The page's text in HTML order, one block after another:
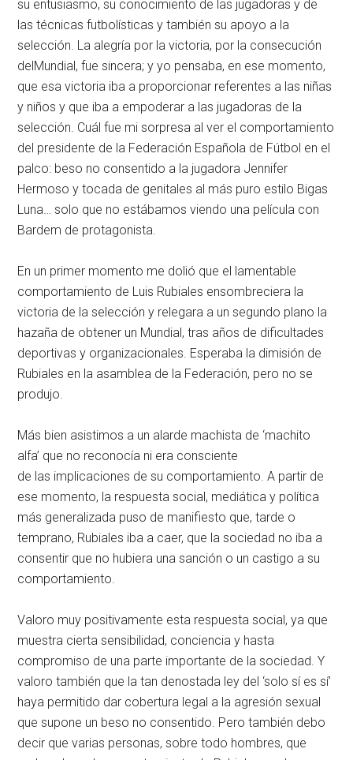
su entusiasmo, su conocimiento de las jugadoras y de
las técnicas futbolísticas y también su apoyo a la
selección. La alegría por la victoria, por la consecución
delMundial, fue sincera; y yo pensaba, en ese momento,
que esa victoria iba a proporcionar referentes a las niñas
y niños y que iba a empoderar a las jugadoras de la
selección. Cuál fue mi sorpresa al ver el comportamiento
del presidente de la Federación Española de Fútbol en el
palco: beso no consentido a la jugadora Jennifer
Hermoso y tocada de genitales al más puro estilo Bigas
Luna… solo que no estábamos viendo una película con
Bardem de protagonista.
En un primer momento me dolió que el lamentable
comportamiento de Luis Rubiales ensombreciera la
victoria de la selección y relegara a un segundo plano la
hazaña de obtener un Mundial, tras años de dificultades
deportivas y organizacionales. Esperaba la dimisión de
Rubiales en la asamblea de la Federación, pero no se
produjo.
Más bien asistimos a un alarde machista de ‘machito
alfa’ que no reconocía ni era consciente
de las implicaciones de su comportamiento. A partir de
ese momento, la respuesta social, mediática y política
más generalizada puso de manifiesto que, tarde o
temprano, Rubiales iba a caer, que la sociedad no iba a
consentir que no hubiera una sanción o un castigo a su
comportamiento.
Valoro muy positivamente esta respuesta social, ya que
muestra cierta sensibilidad, conciencia y hasta
compromiso de una parte importante de la sociedad. Y
valoro también que la tan denostada ley del ‘solo sí es sí’
haya permitido dar cobertura legal a la agresión sexual
que supone un beso no consentido. Pero también debo
decir que varias personas, sobre todo hombres, que